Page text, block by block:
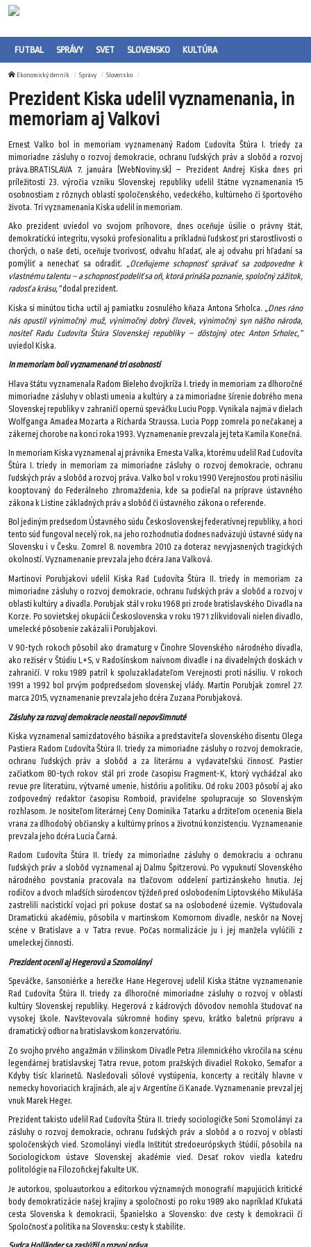
FUTBAL SPRÁVY SVET SLOVENSKO KULTÚRA
Ekonomický denník Správy Slovensko
Prezident Kiska udelil vyznamenania, in
memoriam aj Valkovi
Ernest Valko bol in memoriam vyznamenaný Radom Ľudovíta Štúra I. triedy za
mimoriadne zásluhy o rozvoj demokracie, ochranu ľudských práv a slobôd a rozvoj
práva.BRATISLAVA 7. januára (WebNoviny.sk) – Prezident Andrej Kiska dnes pri
príležitosti 23. výročia vzniku Slovenskej republiky udelil štátne vyznamenania 15
osobnostiam z rôznych oblastí spoločenského, vedeckého, kultúrneho či športového
života. Tri vyznamenania Kiska udelil in memoriam.
Ako prezident uviedol vo svojom príhovore, dnes oceňuje úsilie o právny štát,
demokratickú integritu, vysokú profesionalitu a príkladnú ľudskosť pri starostlivosti o
chorých, o naše deti, oceňuje tvorivosť, odvahu hľadať, ale aj odvahu pri hľadaní sa
pomýliť a nenechať sa odradiť. „Oceňujeme schopnosť správať sa zodpovedne k
vlastnému talentu – a schopnosť podeliť sa oň, ktorá prináša poznanie, spoločný zážitok,
radosť a krásu,“dodal prezident.
Kiska si minútou ticha uctil aj pamiatku zosnulého kňaza Antona Srholca. „Dnes ráno
nás opustil výnimočný muž, výnimočný dobrý človek, výnimočný syn nášho národa,
nositeľ Radu Ľudovíta Štúra Slovenskej republiky – dôstojný otec Anton Srholec,“
uviedol Kiska.
In memoriam boli vyznamenané tri osobnosti
Hlava štátu vyznamenala Radom Bieleho dvojkríža I. triedy in memoriam za dlhoročné
mimoriadne zásluhy v oblasti umenia a kultúry a za mimoriadne šírenie dobrého mena
Slovenskej republiky v zahraničí opernú speváčku Luciu Popp. Vynikala najmä v dielach
Wolfganga Amadea Mozarta a Richarda Straussa. Lucia Popp zomrela po nečakanej a
zákernej chorobe na konci roka 1993. Vyznamenanie prevzala jej teta Kamila Konečná.
In memoriam Kiska vyznamenal aj právnika Ernesta Valka, ktorému udelil Rad Ľudovíta
Štúra I. triedy in memoriam za mimoriadne zásluhy o rozvoj demokracie, ochranu
ľudských práv a slobôd a rozvoj práva. Valko bol v roku 1990 Verejnosťou proti násiliu
kooptovaný do Federálneho zhromaždenia, kde sa podieľal na príprave ústavného
zákona k Listine základných práv a slobôd či ústavného zákona o referende.
Bol jediným predsedom Ústavného súdu Československej federatívnej republiky, a hoci
tento súd fungoval necelý rok, na jeho rozhodnutia dodnes nadväzujú ústavné súdy na
Slovensku i v Česku. Zomrel 8. novembra 2010 za doteraz nevyjasnených tragických
okolností. Vyznamenanie prevzala jeho dcéra Jana Valková.
Martinovi Porubjakovi udelil Kiska Rad Ľudovíta Štúra II. triedy in memoriam za
mimoriadne zásluhy o rozvoj demokracie, ochranu ľudských práv a slobôd a rozvoj v
oblasti kultúry a divadla. Porubjak stál v roku 1968 pri zrode bratislavského Divadla na
Korze. Po sovietskej okupácii Československa v roku 1971 zlikvidovali nielen divadlo,
umelecké pôsobenie zakázali i Porubjakovi.
V 90-tych rokoch pôsobil ako dramaturg v Činohre Slovenského národného divadla,
ako režisér v Štúdiu L+S, v Radošinskom naivnom divadle i na divadelných doskách v
zahraničí. V roku 1989 patril k spoluzakladateľom Verejnosti proti násiliu. V rokoch
1991 a 1992 bol prvým podpredsedom slovenskej vlády. Martin Porubjak zomrel 27.
marca 2015, vyznamenanie prevzala jeho dcéra Zuzana Porubjaková.
Zásluhy za rozvoj demokracie neostali nepovšimnuté
Kiska vyznamenal samizdatového básnika a predstaviteľa slovenského disentu Olega
Pastiera Radom Ľudovíta Štúra II. triedy za mimoriadne zásluhy o rozvoj demokracie,
ochranu ľudských práv a slobôd a za literárnu a vydavateľskú činnosť. Pastier
začiatkom 80-tych rokov stál pri zrode časopisu Fragment-K, ktorý vychádzal ako
revue pre literatúru, výtvarné umenie, históriu a politiku. Od roku 2003 pôsobí aj ako
zodpovedný redaktor časopisu Romboid, pravidelne spolupracuje so Slovenským
rozhlasom. Je nositeľom literárnej Ceny Dominika Tatarku a držiteľom ocenenia Biela
vrana za dlhodobý občiansky a kultúrny prínos a životnú konzistenciu. Vyznamenanie
prevzala jeho dcéra Lucia Čarná.
Radom Ľudovíta Štúra II. triedy za mimoriadne zásluhy o demokraciu a ochranu
ľudských práv a slobôd vyznamenal aj Dalmu Špitzerovú. Po vypuknutí Slovenského
národného povstania pracovala na tlačovom oddelení partizánskeho hnutia. Jej
rodičov a dvoch mladších súrodencov týždeň pred oslobodením Liptovského Mikuláša
zastrelili nacistickí vojaci pri pokuse dostať sa na oslobodené územie. Vyštudovala
Dramatickú akadémiu, pôsobila v martinskom Komornom divadle, neskôr na Novej
scéne v Bratislave a v Tatra revue. Počas normalizácie ju i jej manžela vylúčili z
umeleckej činnosti.
Prezident ocenil aj Hegerovú a Szomolányi
Speváčke, šansoniérke a herečke Hane Hegerovej udelil Kiska štátne vyznamenanie
Rad Ľudovíta Štúra II. triedy za dlhoročné mimoriadne zásluhy o rozvoj v oblasti
kultúry Slovenskej republiky. Hegerová z kádrových dôvodov nemohla študovať na
vysokej škole. Navštevovala súkromné hodiny spevu, krátko baletnú prípravu a
dramatický odbor na bratislavskom konzervatóriu.
Zo svojho prvého angažmán v žilinskom Divadle Petra Jilemnického vkročila na scénu
legendárnej bratislavskej Tatra revue, potom pražských divadiel Rokoko, Semafor a
Kdyby tisíc klarinetů. Nasledovali sólové vystúpenia, koncerty a recitály hlavne v
nemecky hovoriacich krajinách, ale aj v Argentíne či Kanade. Vyznamenanie prevzal jej
vnuk Marek Heger.
Prezident takisto udelil Rad Ľudovíta Štúra II. triedy sociologičke Soni Szomolányi za
zásluhy o rozvoj demokracie, ochranu ľudských práv a slobôd a o rozvoj v oblasti
spoločenských vied. Szomolányi viedla Inštitút stredoeurópskych štúdií, pôsobila na
Sociologickom ústave Slovenskej akadémie vied. Desať rokov viedla katedru
politológie na Filozofickej fakulte UK.
Je autorkou, spoluautorkou a editorkou významných monografií mapujúcich kritické
body demokratizácie našej krajiny a spoločnosti po roku 1989 ako napríklad Kľukatá
cesta Slovenska k demokracii, Španielsko a Slovensko: dve cesty k demokracii či
Spoločnosť a politika na Slovensku: cesty k stabilite.